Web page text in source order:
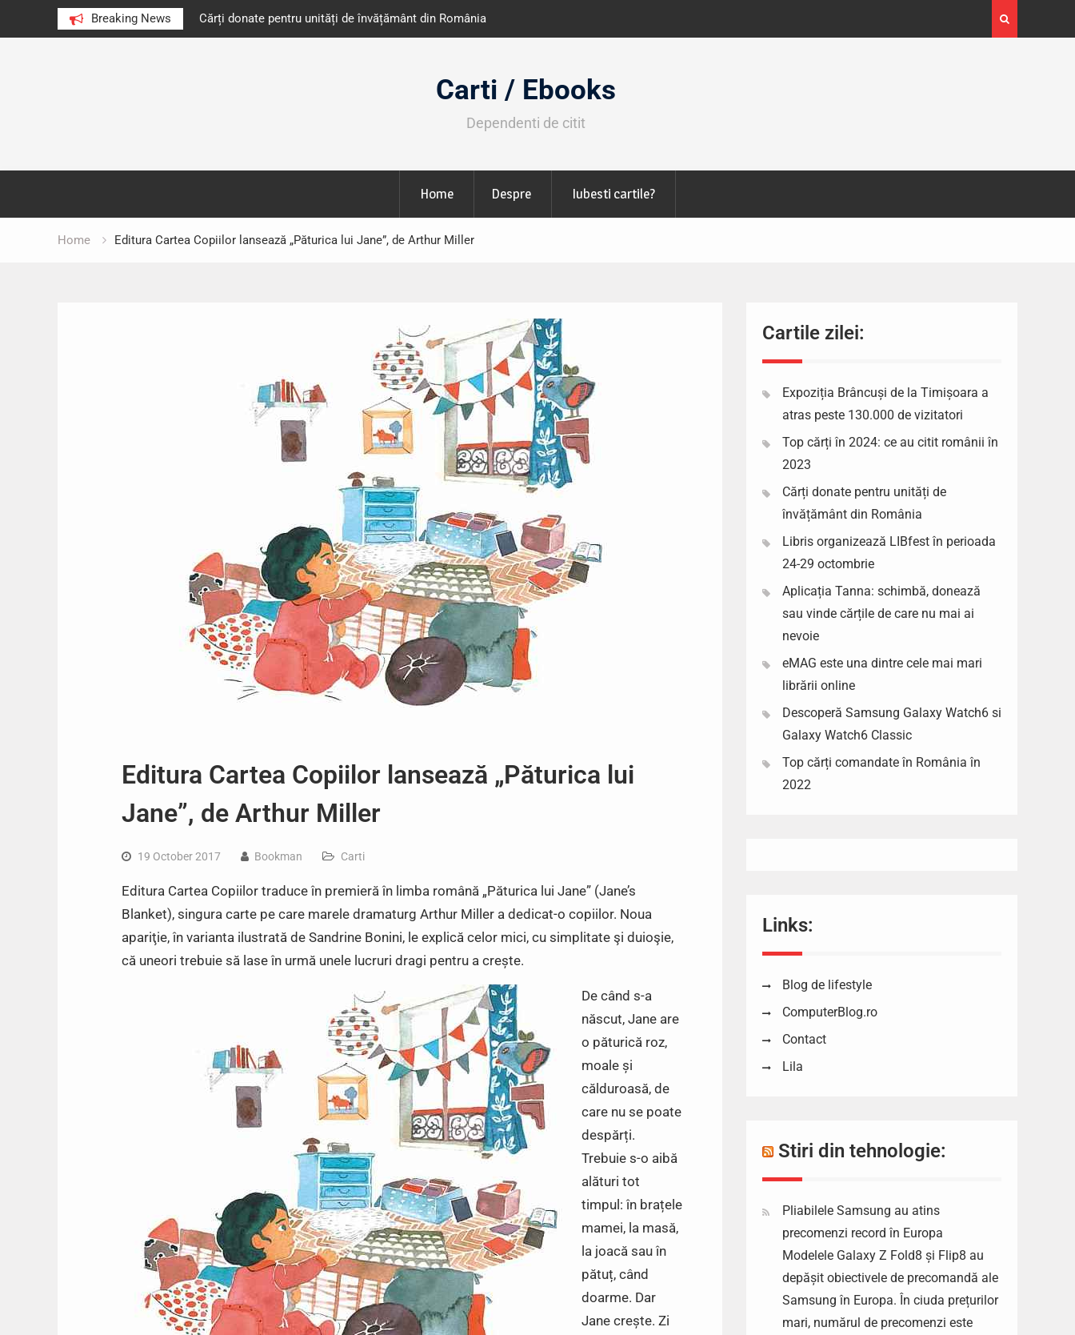
Breaking News
au citit românii în 2023 Cărți donate pentru unități de învățământ din România
octombrie
Expoziția Brâncuși de la Timișoara a atras peste
130.000 de vizitatori
Carti / Ebooks
Dependenti de citit
Home Despre Iubesti cartile?
Home Editura Cartea Copiilor lansează „Păturica lui Jane”, de Arthur Miller
Editura Cartea Copiilor lansează „Păturica lui
Jane”, de Arthur Miller
19 October 2017 Bookman Carti
Editura Cartea Copiilor traduce în premieră în limba română „Păturica lui Jane” (Jane’s
Blanket), singura carte pe care marele dramaturg Arthur Miller a dedicat-o copiilor. Noua
apariţie, în varianta ilustrată de Sandrine Bonini, le explică celor mici, cu simplitate şi duioşie,
că uneori trebuie să lase în urmă unele lucruri dragi pentru a crește.
De când s-a
născut, Jane are
o păturică roz,
moale și
călduroasă, de
care nu se poate
despărți.
Trebuie s-o aibă
alături tot
timpul: în brațele
mamei, la masă,
la joacă sau în
pătuț, când
doarme. Dar
Jane crește. Zi
Cartile zilei:
Expoziția Brâncuși de la Timișoara a
atras peste 130.000 de vizitatori
Top cărți în 2024: ce au citit românii în
2023
Cărți donate pentru unități de
învățământ din România
Libris organizează LIBfest în perioada
24-29 octombrie
Aplicația Tanna: schimbă, donează
sau vinde cărțile de care nu mai ai
nevoie
eMAG este una dintre cele mai mari
librării online
Descoperă Samsung Galaxy Watch6 si
Galaxy Watch6 Classic
Top cărți comandate în România în
2022
Links:
Blog de lifestyle
ComputerBlog.ro
Contact
Lila
Stiri din tehnologie:
Pliabilele Samsung au atins
precomenzi record în Europa
Modelele Galaxy Z Fold8 și Flip8 au
depășit obiectivele de precomandă ale
Samsung în Europa. În ciuda prețurilor
mari, numărul de precomenzi este